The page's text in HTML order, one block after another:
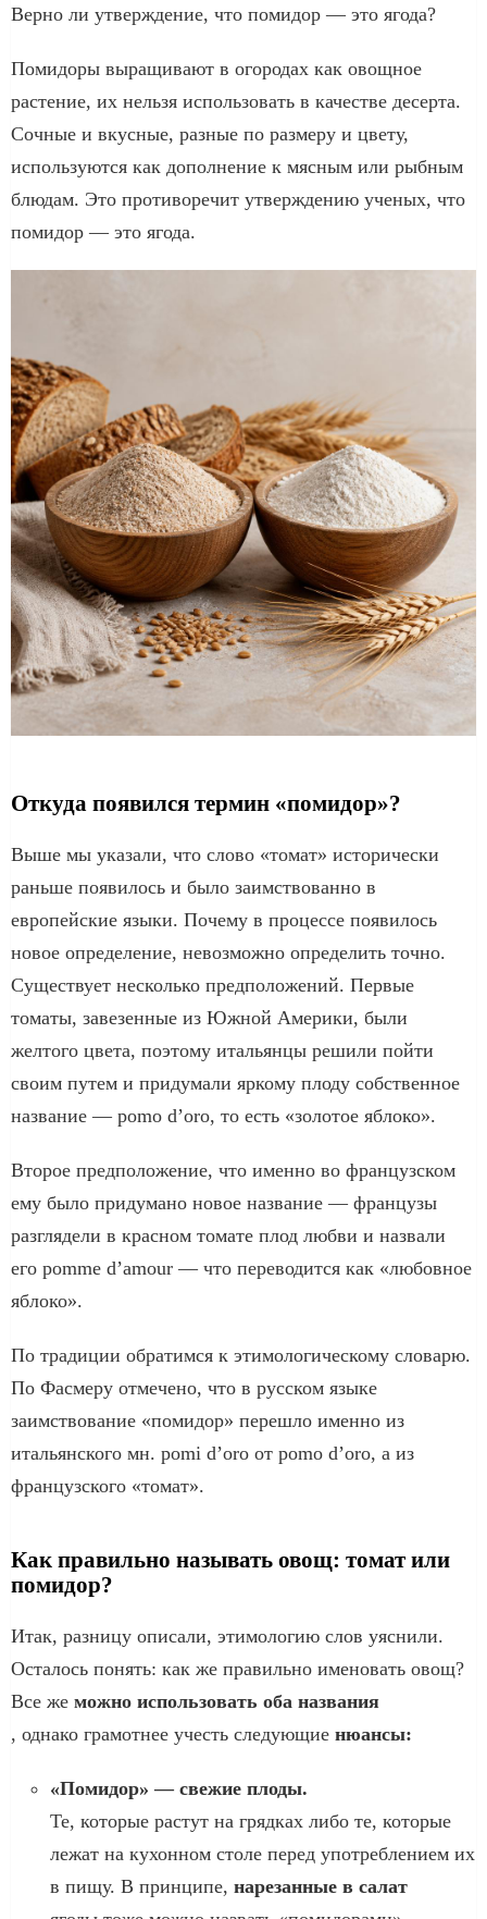
Верно ли утверждение, что помидор — это ягода?
Помидоры выращивают в огородах как овощное
растение, их нельзя использовать в качестве десерта.
Сочные и вкусные, разные по размеру и цвету,
используются как дополнение к мясным или рыбным
блюдам. Это противоречит утверждению ученых, что
помидор — это ягода.
Откуда появился термин «помидор»?
Выше мы указали, что слово «томат» исторически
раньше появилось и было заимствованно в
европейские языки. Почему в процессе появилось
новое определение, невозможно определить точно.
Существует несколько предположений. Первые
томаты, завезенные из Южной Америки, были
желтого цвета, поэтому итальянцы решили пойти
своим путем и придумали яркому плоду собственное
название — pomo d’oro, то есть «золотое яблоко».
Второе предположение, что именно во французском
ему было придумано новое название — французы
разглядели в красном томате плод любви и назвали
его pomme d’amour — что переводится как «любовное
яблоко».
По традиции обратимся к этимологическому словарю.
По Фасмеру отмечено, что в русском языке
заимствование «помидор» перешло именно из
итальянского мн. роmi d’oro от роmо d’оrо, а из
французского «томат».
Как правильно называть овощ: томат или
помидор?
Итак, разницу описали, этимологию слов уяснили.
Осталось понять: как же правильно именовать овощ?
Все же можно использовать оба названия
, однако грамотнее учесть следующие нюансы:
«Помидор» — свежие плоды.
Те, которые растут на грядках либо те, которые
лежат на кухонном столе перед употреблением их
в пищу. В принципе, нарезанные в салат